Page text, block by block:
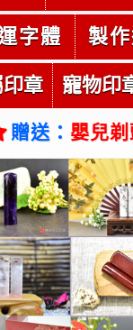
字體 製
章 寵物印
贈送： 嬰兒